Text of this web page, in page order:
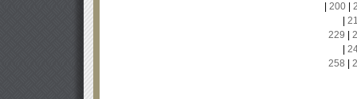
200|
229
258